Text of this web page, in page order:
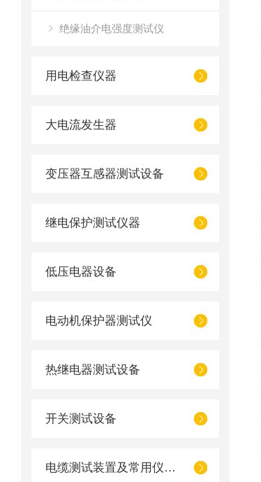
绝缘油介电强度测试仪
用电检查仪器
大电流发生器
变压器互感器测试设备
继电保护测试仪器
低压电器设备
电动机保护器测试仪
热继电器测试设备
开关测试设备
电缆测试装置及常用仪器仪表